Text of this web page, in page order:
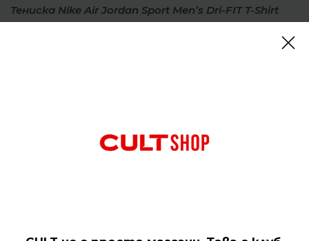
Тениска Nike Air Jordan Sport Men’s Dri-FIT T-Shirt
останете сухи и удобни, независимо какво